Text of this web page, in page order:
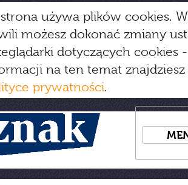
używa plików cookies.
możesz dokonać zmiany
dotyczących cookies
na ten temat
prywatności.